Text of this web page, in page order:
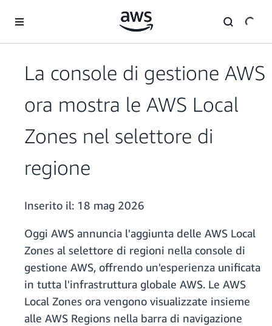
La console di gestione AWS
ora mostra le AWS Local
Zones nel selettore di
regione
Inserito il: 18 mag 2026
Oggi AWS annuncia l'aggiunta delle AWS Local
Zones al selettore di regioni nella console di
gestione AWS, offrendo un'esperienza unificata
in tutta l'infrastruttura globale AWS. Le AWS
Local Zones ora vengono visualizzate insieme
alle AWS Regions nella barra di navigazione